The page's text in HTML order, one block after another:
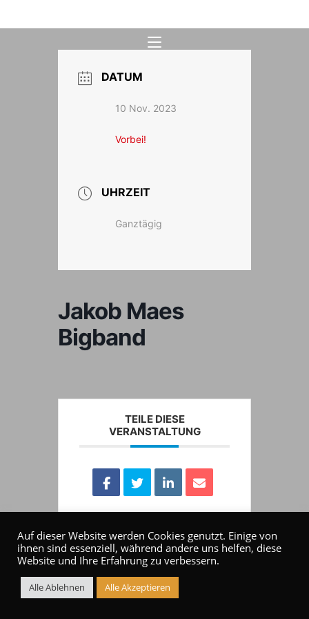
Inhalt
DATUM
10 Nov. 2023
Vorbei!
UHRZEIT
Ganztägig
Jakob Maes
Bigband
TEILE DIESE
VERANSTALTUNG
Auf dieser Website werden Cookies genutzt. Einige von
ihnen sind essenziell, während andere uns helfen, diese
Website und Ihre Erfahrung zu verbessern.
Alle Ablehnen Alle Akzeptieren